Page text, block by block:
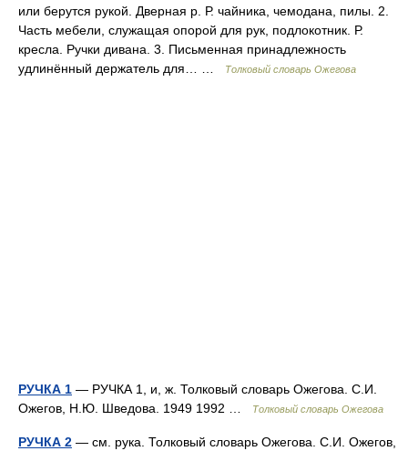
или берутся рукой. Дверная р. Р. чайника, чемодана, пилы. 2.
Часть мебели, служащая опорой для рук, подлокотник. Р.
кресла. Ручки дивана. 3. Письменная принадлежность
удлинённый держатель для… …
Толковый словарь Ожегова
РУЧКА 1 — РУЧКА 1, и, ж. Толковый словарь Ожегова. С.И.
Ожегов, Н.Ю. Шведова. 1949 1992 …
Толковый словарь Ожегова
РУЧКА 2 — см. рука. Толковый словарь Ожегова. С.И. Ожегов,